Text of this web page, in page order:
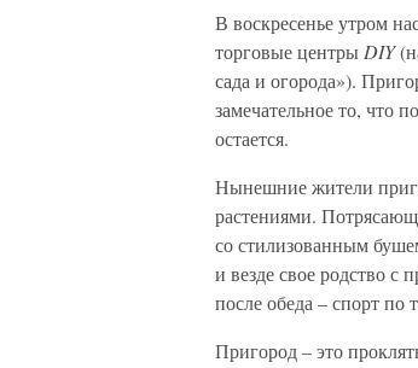
В воскресенье утром
торговые центры DIY
сада и огорода»).
замечательное то, что
остается.
Нынешние жители
растениями.
со стилизованным
и везде свое родство с
после обеда – спорт по
Пригород – это